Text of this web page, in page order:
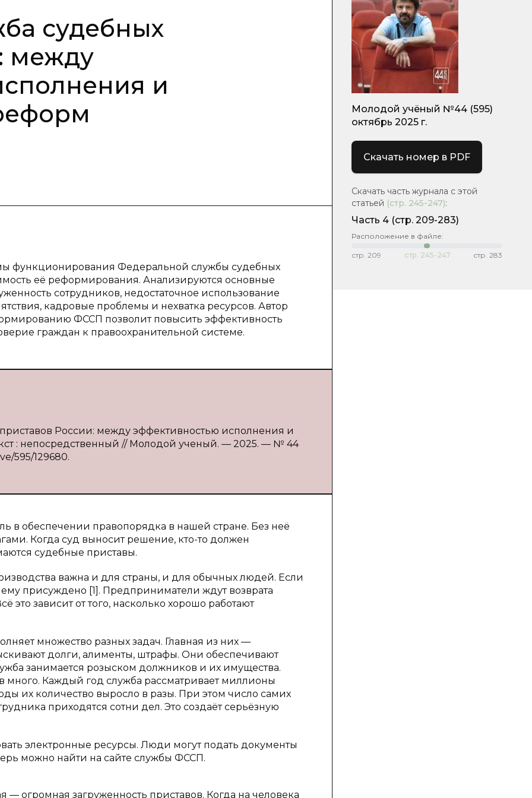
судебных
между
и
функционирования Федеральной службы судебных
её реформирования. Анализируются основные
сотрудников, недостаточное использование
кадровые проблемы и нехватка ресурсов. Автор
ФССП позволит повысить эффективность
граждан к правоохранительной системе.
России: между эффективностью исполнения и
: непосредственный // Молодой ученый. — 2025. — № 44
595/129680.
в обеспечении правопорядка в нашей стране. Без неё
Когда суд выносит решение, кто-то должен
судебные приставы.
важна и для страны, и для обычных людей. Если
ему присуждено [1]. Предприниматели ждут возврата
это зависит от того, насколько хорошо работают
множество разных задач. Главная из них —
долги, алименты, штрафы. Они обеспечивают
занимается розыском должников и их имущества.
много. Каждый год служба рассматривает миллионы
их количество выросло в разы. При этом число самих
приходятся сотни дел. Это создаёт серьёзную
электронные ресурсы. Люди могут подать документы
можно найти на сайте службы ФССП.
— огромная загруженность приставов. Когда на человека
Молодой учёный №44 (595)
октябрь 2025 г.
Скачать номер в PDF
Скачать часть журнала с этой
статьей (стр. 245-247):
Часть 4 (стр. 209-283)
Расположение в файле:
стр. 209 стр. 245-247 стр. 283